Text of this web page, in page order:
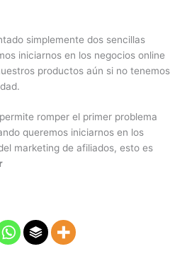
simplemente dos sencillas
iniciarnos en los negocios online
productos aún si no tenemos
romper el primer problema
queremos iniciarnos en los
marketing de afiliados, esto es
r